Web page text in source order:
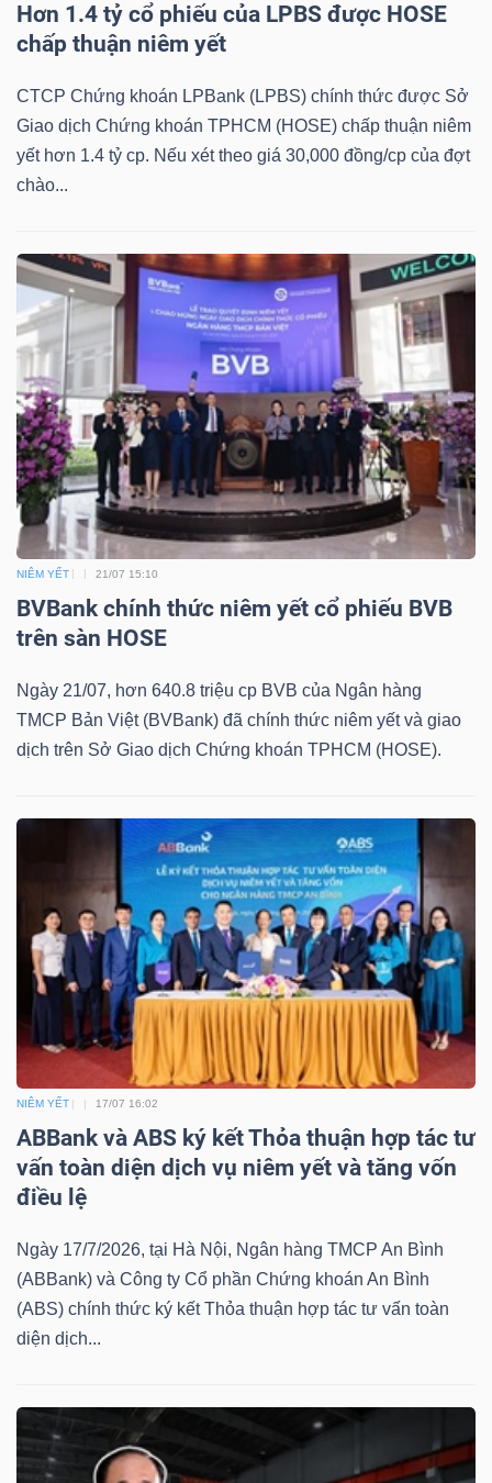
Hơn 1.4 tỷ cổ phiếu của LPBS được HOSE
chấp thuận niêm yết
CTCP Chứng khoán LPBank (LPBS) chính thức được Sở
Giao dịch Chứng khoán TPHCM (HOSE) chấp thuận niêm
yết hơn 1.4 tỷ cp. Nếu xét theo giá 30,000 đồng/cp của đợt
chào...
NIÊM YẾT 21/07 15:10
BVBank chính thức niêm yết cổ phiếu BVB
trên sàn HOSE
Ngày 21/07, hơn 640.8 triệu cp BVB của Ngân hàng
TMCP Bản Việt (BVBank) đã chính thức niêm yết và giao
dịch trên Sở Giao dịch Chứng khoán TPHCM (HOSE).
NIÊM YẾT 17/07 16:02
ABBank và ABS ký kết Thỏa thuận hợp tác tư
vấn toàn diện dịch vụ niêm yết và tăng vốn
điều lệ
Ngày 17/7/2026, tại Hà Nội, Ngân hàng TMCP An Bình
(ABBank) và Công ty Cổ phần Chứng khoán An Bình
(ABS) chính thức ký kết Thỏa thuận hợp tác tư vấn toàn
diện dịch...
Bài
Báo
cáo
phân
tích
(-)
Thuật
ngữ
(-)
Dịch
vụ
Đào
Sách
tài
chính
đầu
Truyền
tài
chính